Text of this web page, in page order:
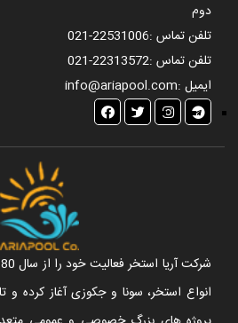
دوم
تلفن تماس :021-22531006
تلفن تماس :021-22313572
ایمیل :info@ariapool.com
انواع استخر، سونا و جکوزی آغاز کرده